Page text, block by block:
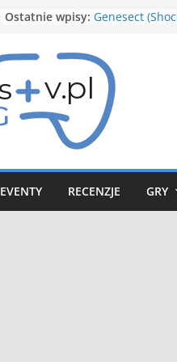
Ostatnie wpisy: Genesect
Pokemon GO
Nowy Pikachu
zapowiedziany
Spotlight Hour
Nowe budowle
Structures Mod
EVENTY RECENZJE GRY